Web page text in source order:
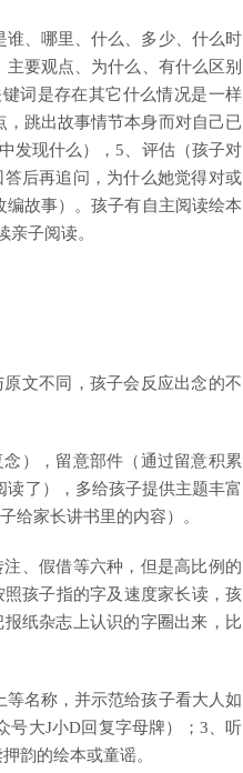
谁、哪里、什么、多少、什么时
要观点、为什么、有什么区别
词是存在其它什么情况是一样
跳出故事情节本身而对自己已
发现什么），5、评估（孩子对
后再追问，为什么她觉得对或
故事）。孩子有自主阅读绘本
子阅读。
文不同，孩子会反应出念的不
），留意部件（通过留意积累
了），多给孩子提供主题丰富
给家长讲书里的内容）。
、假借等六种，但是高比例的
孩子指的字及速度家长读，孩
纸杂志上认识的字圈出来，比
名称，并示范给孩子看大人如
号大J小D回复字母牌）；3、听
韵的绘本或童谣。